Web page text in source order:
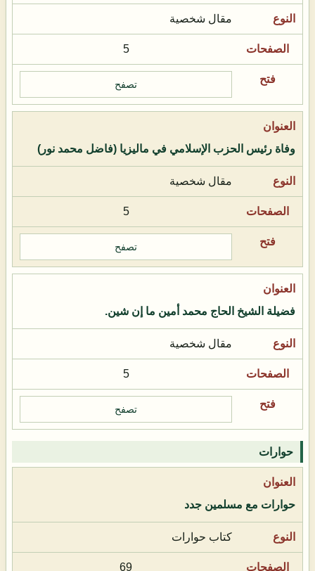
مقال شخصية
5
تصفح
وفاة رئيس الحزب الإسلامي في ماليزيا (فاضل محمد نور)
مقال شخصية
5
تصفح
فضيلة الشيخ الحاج محمد أمين ما إن شين.
مقال شخصية
5
تصفح
حوارات
حوارات مع مسلمين جدد
كتاب حوارات
69